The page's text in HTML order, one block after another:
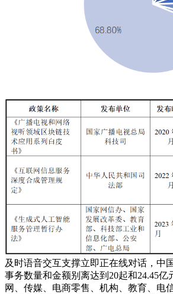
及时语音交互支撑立即正在线对话，中
事务数量和金额别离达到20起和24.45亿
网、传媒、电商零售、机构、教育、电